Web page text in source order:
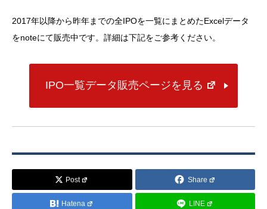
2017年以降から昨年までの全IPOを一覧にまとめたExcelデータ
をnoteにて販売中です。詳細は下記をご参考ください。
IPO一覧データ販売ページを見る
Post Share
Hatena LINE